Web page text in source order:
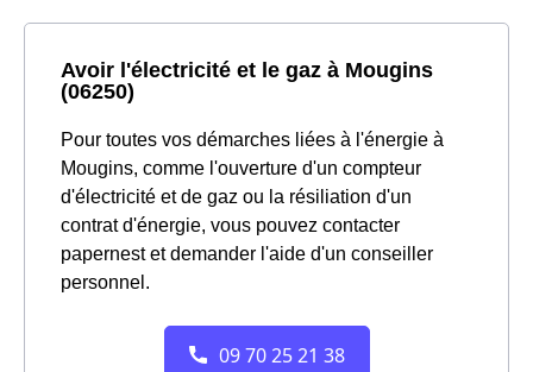
Avoir l'électricité et le gaz à Mougins
(06250)
Pour toutes vos démarches liées à l'énergie à
Mougins, comme l'ouverture d'un compteur
d'électricité et de gaz ou la résiliation d'un
contrat d'énergie, vous pouvez contacter
papernest et demander l'aide d'un conseiller
personnel.